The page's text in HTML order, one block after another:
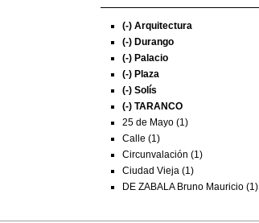
(-) Arquitectura
(-) Durango
(-) Palacio
(-) Plaza
(-) Solís
(-) TARANCO
25 de Mayo (1)
Calle (1)
Circunvalación (1)
Ciudad Vieja (1)
DE ZABALA Bruno Mauricio (1)